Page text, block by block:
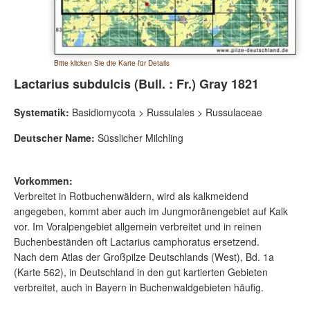
Bitte klicken Sie die Karte für Details
Lactarius subdulcis (Bull. : Fr.) Gray 1821
Systematik: Basidiomycota > Russulales > Russulaceae
Deutscher Name: Süsslicher Milchling
Vorkommen:
Verbreitet in Rotbuchenwäldern, wird als kalkmeidend
angegeben, kommt aber auch im Jungmoränengebiet auf Kalk
vor. Im Voralpengebiet allgemein verbreitet und in reinen
Buchenbeständen oft Lactarius camphoratus ersetzend.
Nach dem Atlas der Großpilze Deutschlands (West), Bd. 1a
(Karte 562), in Deutschland in den gut kartierten Gebieten
verbreitet, auch in Bayern in Buchenwaldgebieten häufig.